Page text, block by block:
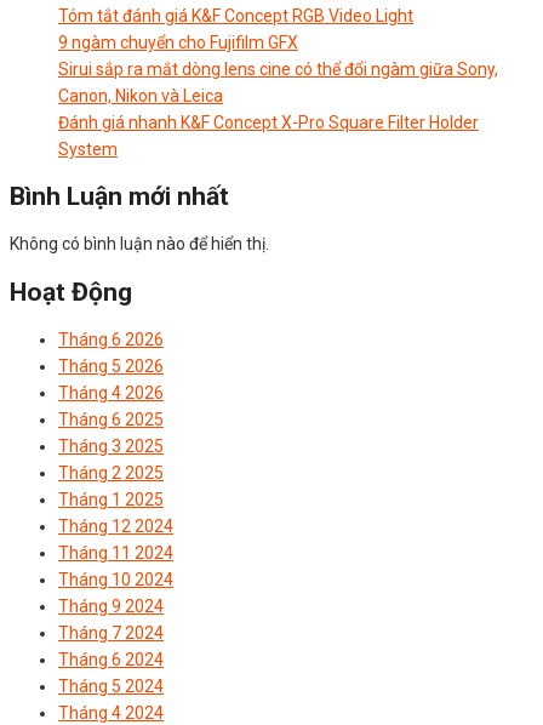
Tóm tắt đánh giá K&F Concept RGB Video Light
9 ngàm chuyển cho Fujifilm GFX
Sirui sắp ra mắt dòng lens cine có thể đổi ngàm giữa Sony,
Canon, Nikon và Leica
Đánh giá nhanh K&F Concept X-Pro Square Filter Holder
System
Bình Luận mới nhất
Không có bình luận nào để hiển thị.
Hoạt Động
Tháng 6 2026
Tháng 5 2026
Tháng 4 2026
Tháng 6 2025
Tháng 3 2025
Tháng 2 2025
Tháng 1 2025
Tháng 12 2024
Tháng 11 2024
Tháng 10 2024
Tháng 9 2024
Tháng 7 2024
Tháng 6 2024
Tháng 5 2024
Tháng 4 2024